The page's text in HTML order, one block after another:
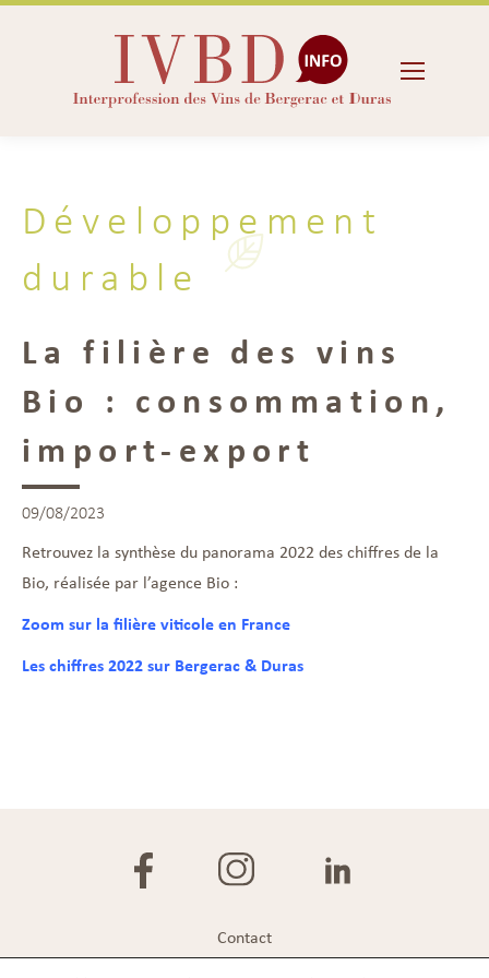
Développement
durable
La filière des vins
Bio : consommation,
import-export
09/08/2023
Retrouvez la synthèse du panorama 2022 des chiffres de la
Bio, réalisée par l’agence Bio :
Zoom sur la filière viticole en France
Les chiffres 2022 sur Bergerac & Duras
Contact